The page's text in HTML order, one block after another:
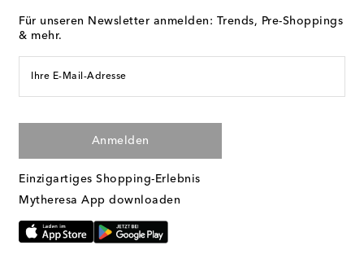
Für unseren Newsletter anmelden: Trends, Pre-Shoppings
& mehr.
Ihre E-Mail-Adresse
Anmelden
Einzigartiges Shopping-Erlebnis
Mytheresa App downloaden